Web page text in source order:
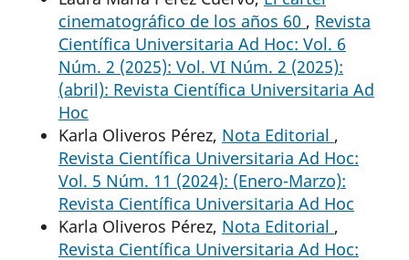
cinematográfico de los años 60 , Revista
Científica Universitaria Ad Hoc: Vol. 6
Núm. 2 (2025): Vol. VI Núm. 2 (2025):
(abril): Revista Científica Universitaria Ad
Hoc
Karla Oliveros Pérez, Nota Editorial ,
Revista Científica Universitaria Ad Hoc:
Vol. 5 Núm. 11 (2024): (Enero-Marzo):
Revista Científica Universitaria Ad Hoc
Karla Oliveros Pérez, Nota Editorial ,
Revista Científica Universitaria Ad Hoc: